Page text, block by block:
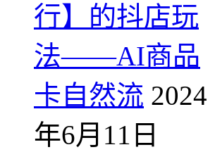
行】的抖店玩
法——AI商品
卡自然流 2024
年6月11日